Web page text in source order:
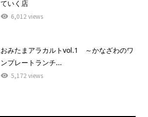
ていく店
6,012 views
おみたまアラカルトvol.1 ～かなざわのワ
ンプレートランチ...
5,172 views